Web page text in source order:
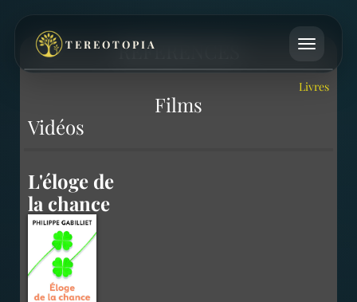
TEREOTOPIAREFERENCES
Livres
Films
Vidéos
L'éloge de
la chance